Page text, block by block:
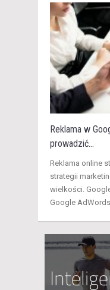
Reklama w
prowadzić...
Reklama online
strategii
wielkości.
Google